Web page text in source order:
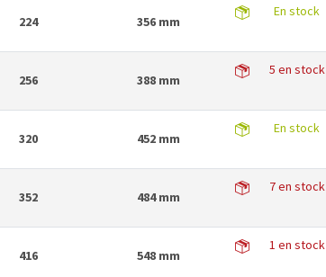
224 356 mm
En stock
256 388 mm
5 en stock
320 452 mm
En stock
352 484 mm
7 en stock
416 548 mm
1 en stock